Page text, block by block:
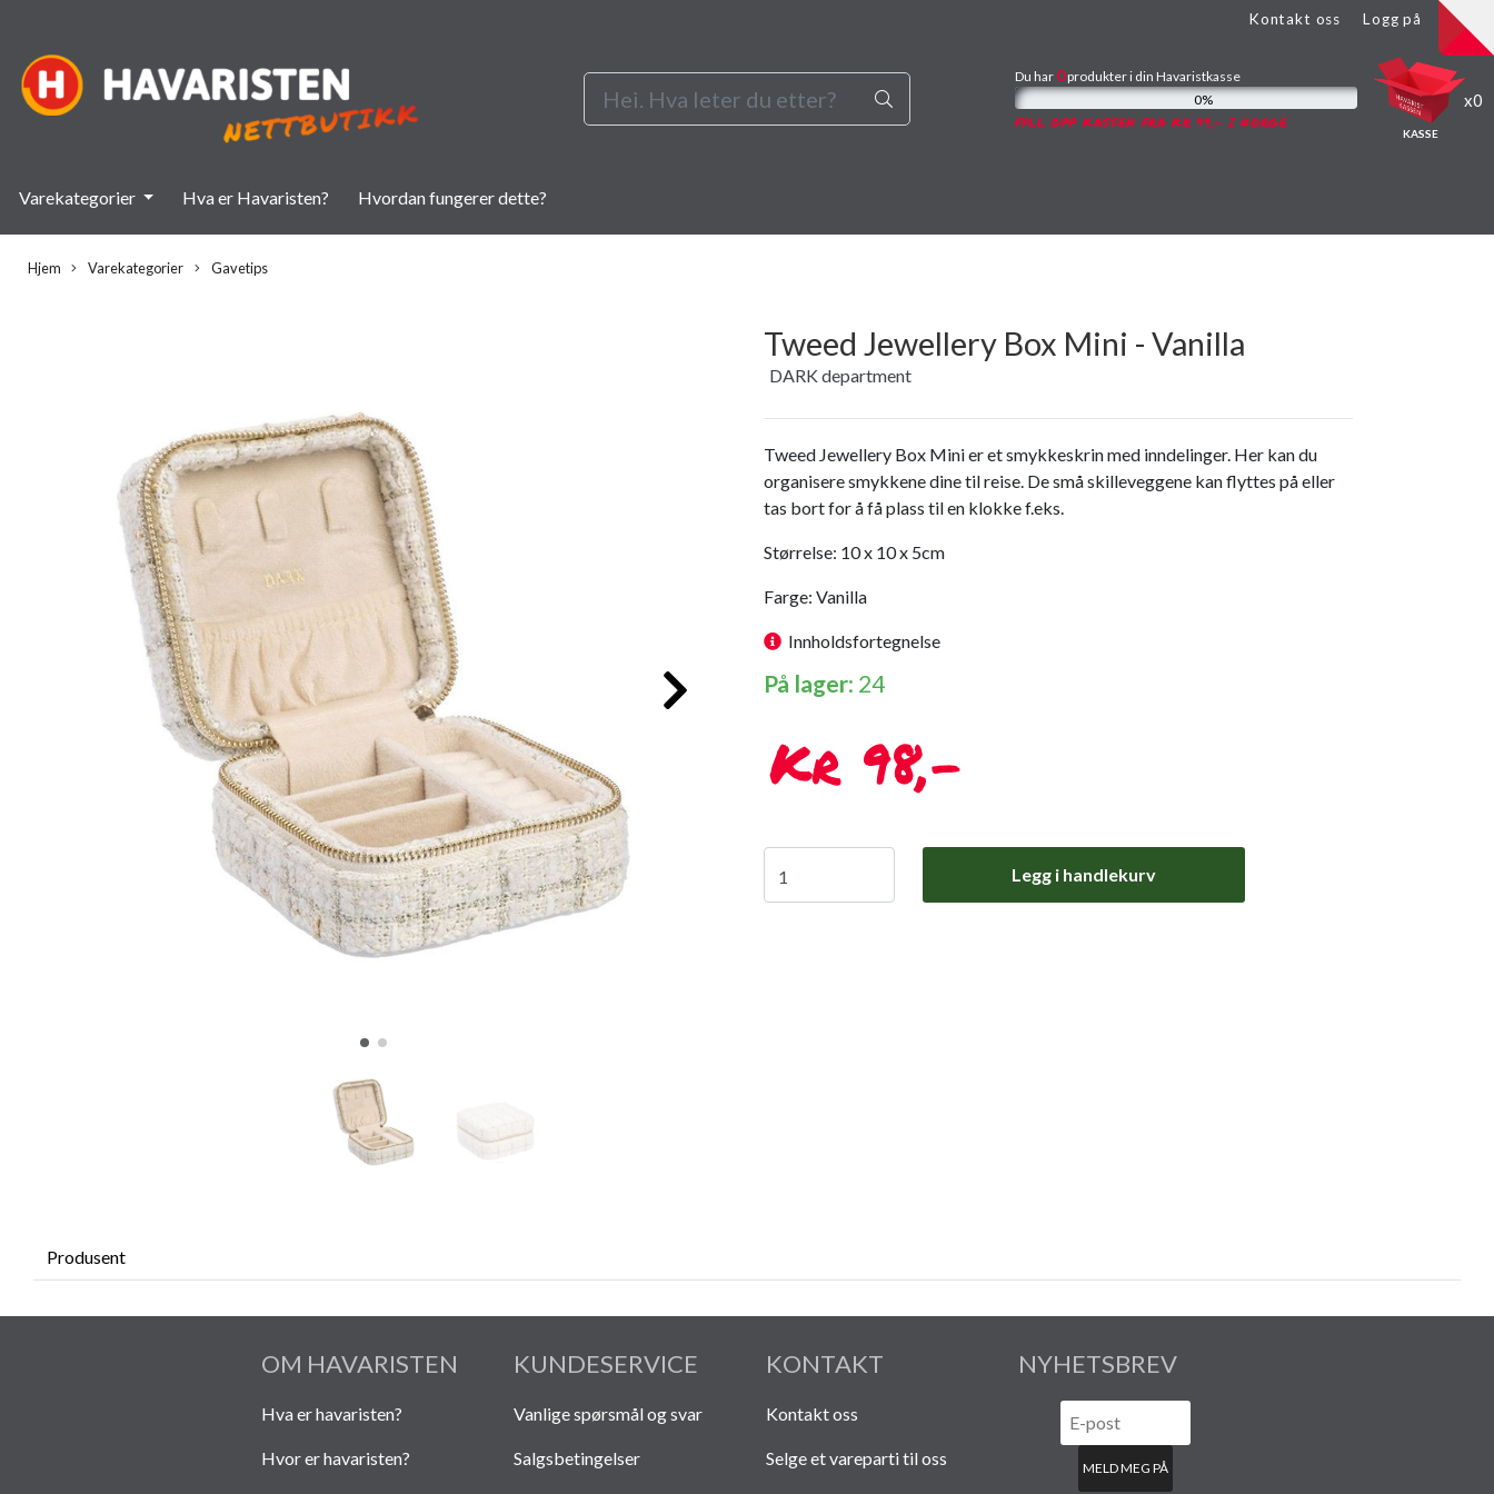
Kontakt oss Logg på
Du har 0produkteri din Havaristkasse
0%
FYLL OPP KASSEN FRA KR 99,- I NORGE
0
KASSE
Varekategorier Hva er Havaristen? Hvordan fungerer dette?
Hjem Varekategorier Gavetips
Tweed Jewellery Box Mini - Vanilla
DARK department
Tweed Jewellery Box Mini er et smykkeskrin med inndelinger. Her kan du
organisere smykkene dine til reise. De små skilleveggene kan flyttes på eller
tas bort for å få plass til en klokke f.eks.
Størrelse: 10 x 10 x 5cm
Farge: Vanilla
Innholdsfortegnelse
På lager: 24
98,-
Legg i handlekurv
Produsent
OM HAVARISTEN
Hva er havaristen?
Hvor er havaristen?
KUNDESERVICE
Vanlige spørsmål og svar
Salgsbetingelser
KONTAKT
Kontakt oss
Selge et vareparti til oss
NYHETSBREV